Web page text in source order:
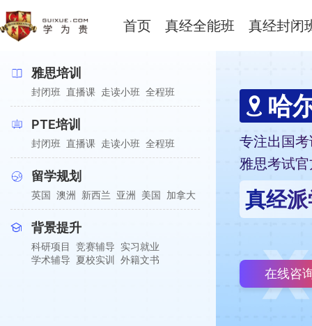
首页 真经全能班 真经封闭
雅思培训
封闭班 直播课 走读小班 全程班
PTE培训
封闭班 直播课 走读小班 全程班
留学规划
英国 澳洲 新西兰 亚洲 美国 加拿大
背景提升
科研项目 竞赛辅导 实习就业
学术辅导 夏校实训 外籍文书
哈
专注出国
雅思考试
真经
在线咨